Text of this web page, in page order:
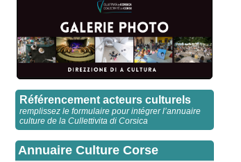
Référencement acteurs culturels
remplissez le formulaire pour intégrer l’annuaire
culture de la Cullettivita di Corsica
Annuaire Culture Corse